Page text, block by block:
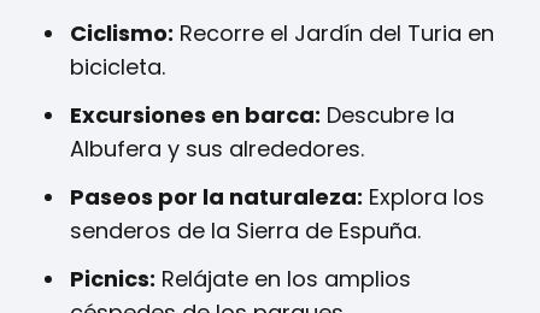
Ciclismo: Recorre el Jardín del Turia en
bicicleta.
Excursiones en barca: Descubre la
Albufera y sus alrededores.
Paseos por la naturaleza: Explora los
senderos de la Sierra de Espuña.
Picnics: Relájate en los amplios